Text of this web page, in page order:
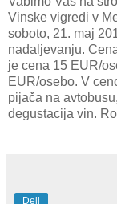
Vinske vigredi v
soboto, 21. maj
nadaljevanju.
je cena 15 EUR/
EUR/osebo. V
pijača na
degustacija vin.
Deli